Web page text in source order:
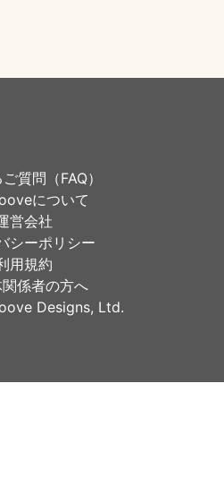
質問（FAQ）
について
営会社
シーポリシー
用規約
関係者の方へ
Designs, Ltd.